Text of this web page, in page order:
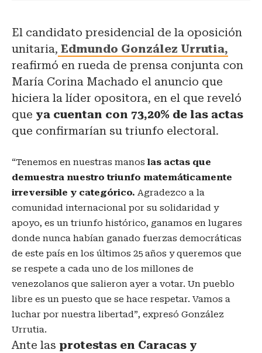
El candidato presidencial de la oposición
unitaria, Edmundo González Urrutia,
reafirmó en rueda de prensa conjunta con
María Corina Machado el anuncio que
hiciera la líder opositora, en el que reveló
que ya cuentan con 73,20% de las actas
que confirmarían su triunfo electoral.
“Tenemos en nuestras manos las actas que
demuestra nuestro triunfo matemáticamente
irreversible y categórico. Agradezco a la
comunidad internacional por su solidaridad y
apoyo, es un triunfo histórico, ganamos en lugares
donde nunca habían ganado fuerzas democráticas
de este país en los últimos 25 años y queremos que
se respete a cada uno de los millones de
venezolanos que salieron ayer a votar. Un pueblo
libre es un puesto que se hace respetar. Vamos a
luchar por nuestra libertad”, expresó González
Urrutia.
Ante las protestas en Caracas y